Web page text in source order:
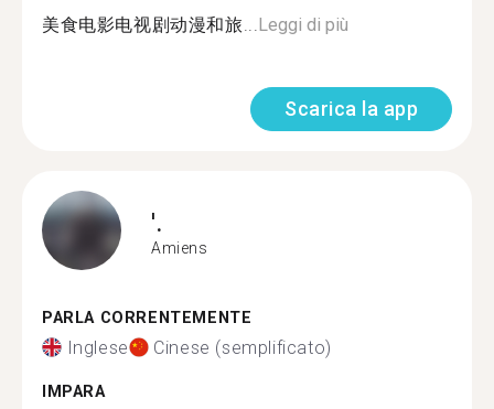
美食电影电视剧动漫和旅...Leggi di più
Scarica la app
'.
Amiens
PARLA CORRENTEMENTE
Inglese Cinese (semplificato)
IMPARA